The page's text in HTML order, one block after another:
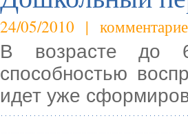
24/05/2010 |
В возрасте до
способностью
идет уже